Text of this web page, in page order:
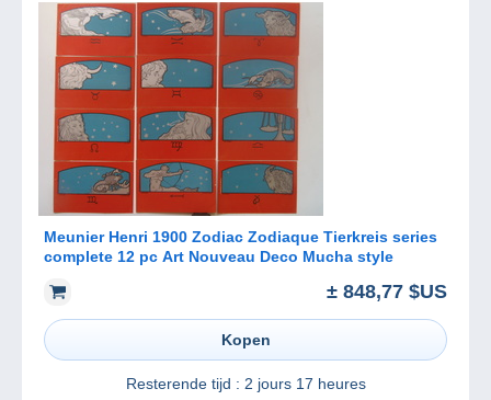
Meunier Henri 1900 Zodiac Zodiaque Tierkreis series
complete 12 pc Art Nouveau Deco Mucha style
± 848,77 $US
Kopen
Resterende tijd : 2 jours 17 heures